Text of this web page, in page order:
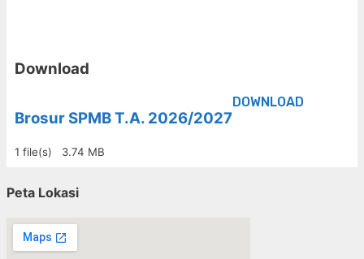
Download
Brosur SPMB T.A. 2026/2027
1 file(s) 3.74 MB
DOWNLOAD
Peta Lokasi